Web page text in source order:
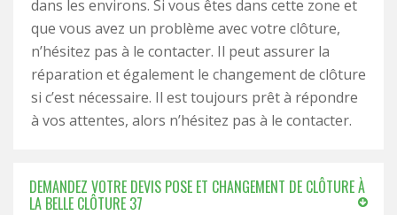
dans les environs. Si vous êtes dans cette zone et
que vous avez un problème avec votre clôture,
n’hésitez pas à le contacter. Il peut assurer la
réparation et également le changement de clôture
si c’est nécessaire. Il est toujours prêt à répondre
à vos attentes, alors n’hésitez pas à le contacter.
DEMANDEZ VOTRE DEVIS POSE ET CHANGEMENT DE CLÔTURE À
LA BELLE CLÔTURE 37